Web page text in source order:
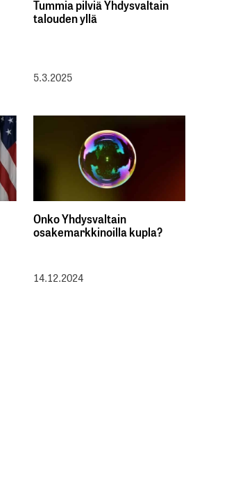
Tummia pilviä Yhdysvaltain
talouden yllä
5.3.2025
Onko Yhdysvaltain
osakemarkkinoilla kupla?
14.12.2024